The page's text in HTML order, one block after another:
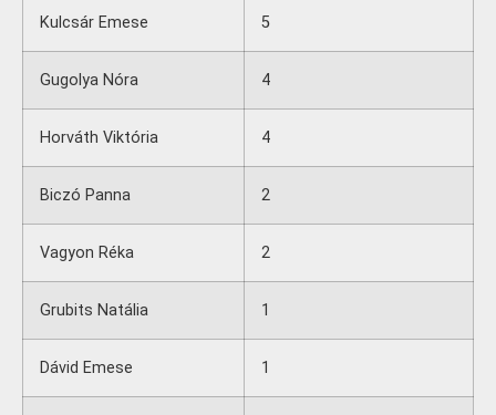
Kulcsár Emese 5
Gugolya Nóra 4
Horváth Viktória 4
Biczó Panna 2
Vagyon Réka 2
Grubits Natália 1
Dávid Emese 1